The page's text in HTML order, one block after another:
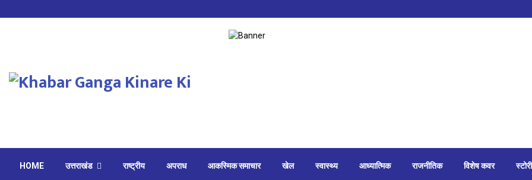
HOME उत्तराखंड राष्ट्रीय अपराध आकस्मिक समाचार खेल स्वास्थ्य आध्यात्मिक राजनीतिक विशेष कवर स्टोरी